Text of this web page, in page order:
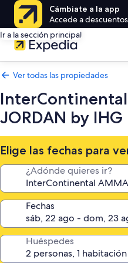
Cámbiate a la app
Accede a
Ir a la sección principal
Ver todas las propiedades
JORDAN by IHG
Elige las fechas para
¿Adónde quieres ir?
Fechas
Huéspedes